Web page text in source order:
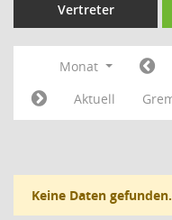
Vertreter
Monat
Aktuell
Keine Daten gefunden.